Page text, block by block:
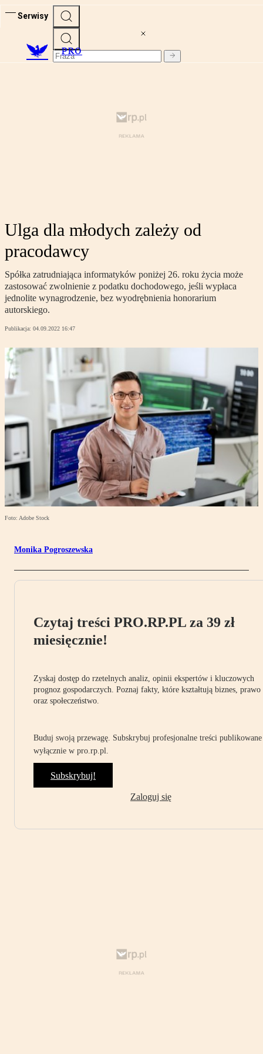
Serwisy
PRO
Ulga dla młodych zależy od
pracodawcy
Spółka zatrudniająca informatyków poniżej 26. roku życia może
zastosować zwolnienie z podatku dochodowego, jeśli wypłaca
jednolite wynagrodzenie, bez wyodrębnienia honorarium
autorskiego.
Publikacja: 04.09.2022 16:47
Foto: Adobe Stock
Monika Pogroszewska
Czytaj treści PRO.RP.PL za 39 zł
miesięcznie!
Zyskaj dostęp do rzetelnych analiz, opinii ekspertów i kluczowych
prognoz gospodarczych. Poznaj fakty, które kształtują biznes, prawo
oraz społeczeństwo.
Buduj swoją przewagę. Subskrybuj profesjonalne treści publikowane
wyłącznie w pro.rp.pl.
Subskrybuj!
Zaloguj się